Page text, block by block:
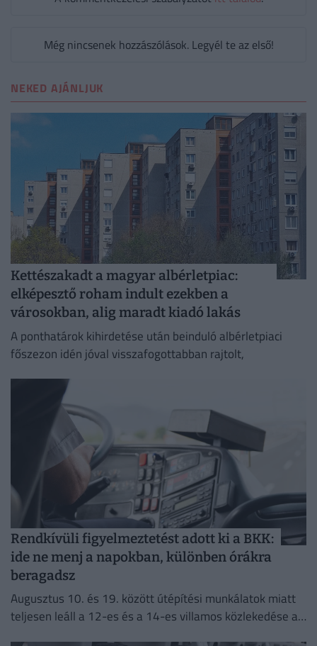
Még nincsenek hozzászólások. Legyél te az első!
NEKED AJÁNLJUK
Kettészakadt a magyar albérletpiac:
elképesztő roham indult ezekben a
városokban, alig maradt kiadó lakás
A ponthatárok kihirdetése után beinduló albérletpiaci
főszezon idén jóval visszafogottabban rajtolt,
Rendkívüli figyelmeztetést adott ki a BKK:
ide ne menj a napokban, különben órákra
beragadsz
Augusztus 10. és 19. között útépítési munkálatok miatt
teljesen leáll a 12-es és a 14-es villamos közlekedése a